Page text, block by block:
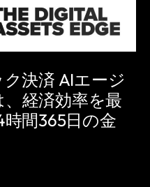
決済 AIエージ
経済効率を最
間365日の金